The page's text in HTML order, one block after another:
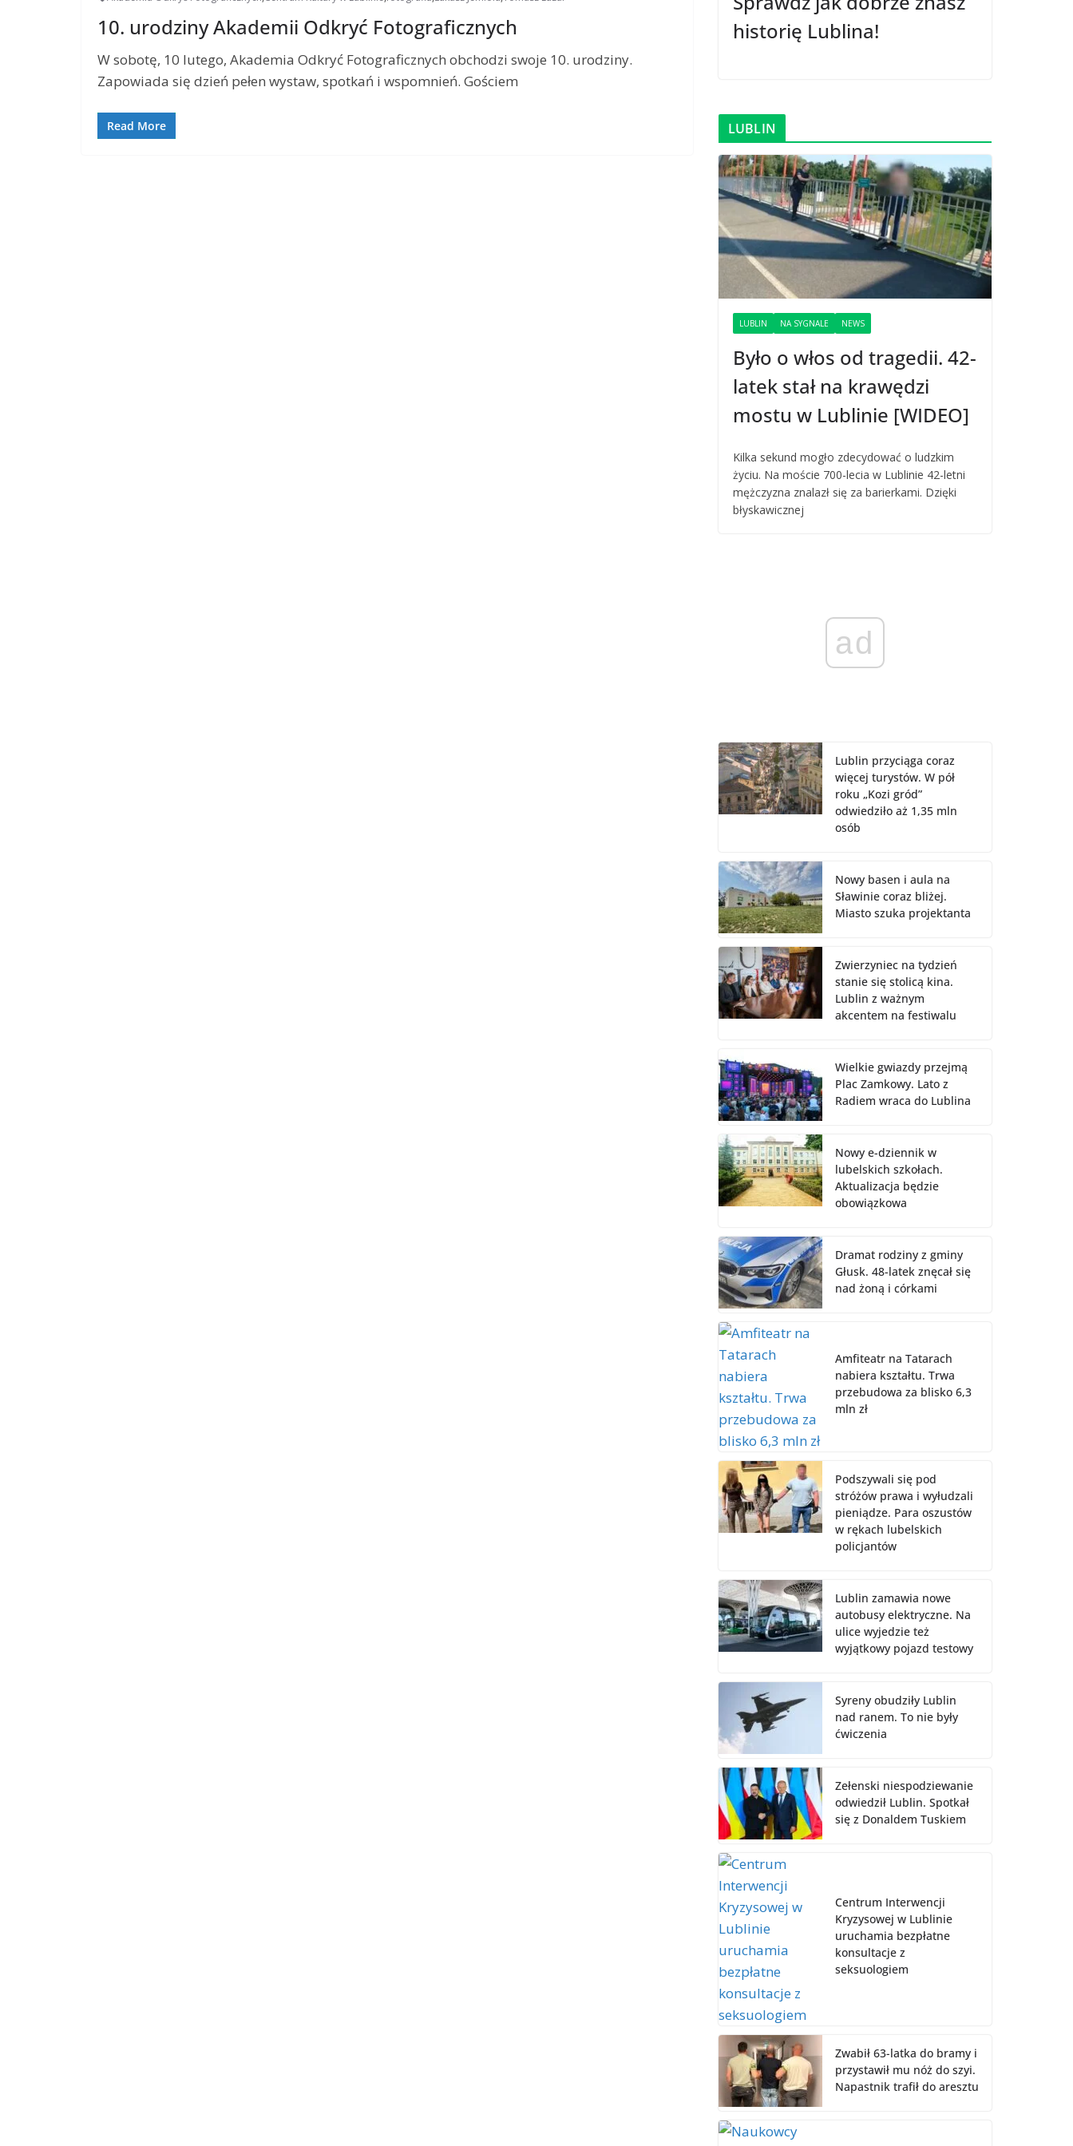
10. urodziny Akademii Odkryć Fotograficznych
W sobotę, 10 lutego, Akademia Odkryć Fotograficznych obchodzi swoje 10. urodziny.
Zapowiada się dzień pełen wystaw, spotkań i wspomnień. Gościem
Read More
historię Lublina!
LUBLIN
LUBLIN NA SYGNALE NEWS
Było o włos od tragedii. 42-
latek stał na krawędzi
mostu w Lublinie [WIDEO]
Kilka sekund mogło zdecydować o ludzkim
życiu. Na moście 700-lecia w Lublinie 42-letni
mężczyzna znalazł się za barierkami. Dzięki
błyskawicznej
ad
Lublin przyciąga coraz
więcej turystów. W pół
roku „Kozi gród”
odwiedziło aż 1,35 mln
osób
Nowy basen i aula na
Sławinie coraz bliżej.
Miasto szuka projektanta
Zwierzyniec na tydzień
stanie się stolicą kina.
Lublin z ważnym
akcentem na festiwalu
Wielkie gwiazdy przejmą
Plac Zamkowy. Lato z
Radiem wraca do Lublina
Nowy e-dziennik w
lubelskich szkołach.
Aktualizacja będzie
obowiązkowa
Dramat rodziny z gminy
Głusk. 48-latek znęcał się
nad żoną i córkami
Amfiteatr na Tatarach
nabiera kształtu. Trwa
przebudowa za blisko 6,3
mln zł
Podszywali się pod
stróżów prawa i wyłudzali
pieniądze. Para oszustów
w rękach lubelskich
policjantów
Lublin zamawia nowe
autobusy elektryczne. Na
ulice wyjedzie też
wyjątkowy pojazd testowy
Syreny obudziły Lublin
nad ranem. To nie były
ćwiczenia
Zełenski niespodziewanie
odwiedził Lublin. Spotkał
się z Donaldem Tuskiem
Centrum Interwencji
Kryzysowej w Lublinie
uruchamia bezpłatne
konsultacje z
seksuologiem
Zwabił 63-latka do bramy i
przystawił mu nóż do szyi.
Napastnik trafił do aresztu